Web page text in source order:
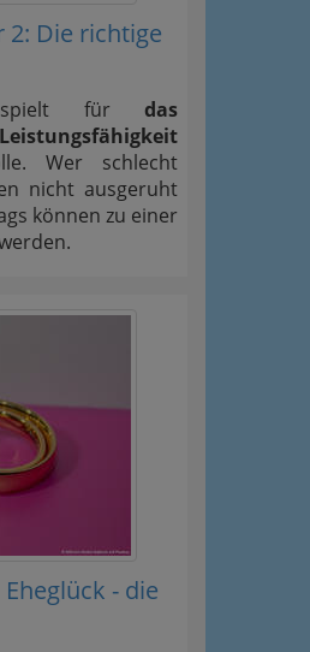
2: Die richtige
für das
Wer schlecht
nicht ausgeruht
können zu einer
- die